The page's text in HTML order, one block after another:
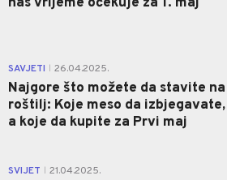
SAVJETI 26.04.2025.
Najgore što možete da stavite na
roštilj: Koje meso da izbjegavate,
a koje da kupite za Prvi maj
SVIJET 21.04.2025.